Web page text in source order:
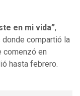
en mi vida”,
compartió la
comenzó en
hasta febrero.